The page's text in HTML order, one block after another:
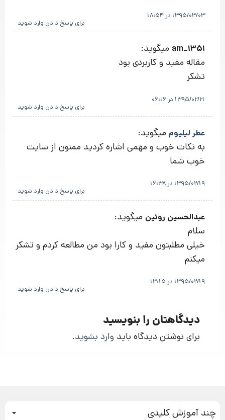
1395/03/03 در 18:54
برای پاسخ دادن وارد شوید
am_1351 میگوید:
مقاله مفید و کاربردی بود
تشکر
1395/02/21 در 06:16
برای پاسخ دادن وارد شوید
عطر لیلیوم میگوید:
به نکات خوب و مهمی اشاره کردید ممنون از سایت
خوب شما
1395/02/19 در 16:38
برای پاسخ دادن وارد شوید
عبدالحسین روئین میگوید:
سلام
خیلی مطلبتون مفید و کارا بود من مطالعه کردم و تشکر
میکنم
1395/02/19 در 13:15
برای پاسخ دادن وارد شوید
دیدگاهتان را بنویسید
برای نوشتن دیدگاه باید وارد بشوید.
چند آموزش کلیدی